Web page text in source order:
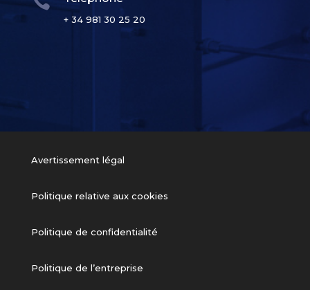
+ 34 981 30 25 20
Avertissement légal
Politique relative aux cookies
Politique de confidentialité
Politique de l’entreprise